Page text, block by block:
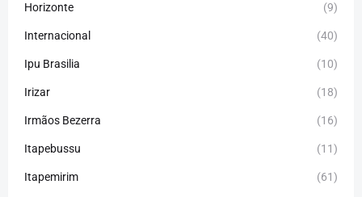
Horizonte (9)
Internacional (40)
Ipu Brasilia (10)
Irizar (18)
Irmãos Bezerra (16)
Itapebussu (11)
Itapemirim (61)